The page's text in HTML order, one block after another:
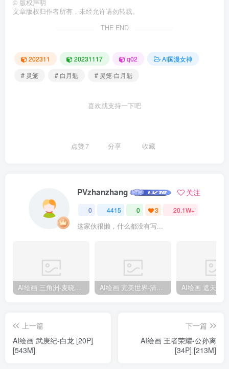
© 版权声明
文章版权归作者所有，未经允许请勿转载。
THE END
202311 20231117 q02
AI国漫女神
# 灵笼
# 白月魁 # 灵笼-白月魁
喜欢就支持一下吧
点赞7 分享 收藏
PVzhanzhang 关注
0 4415 0 3 20.1W+
这家伙很懒，什么都没有写...
AI绘画 三角洲-麦晓雯 [15P] [57M] AI绘画 完美世界-清漪 [86P] [1173M]
上一篇
AI绘画 武庚纪-白龙 [20P]
[543M]
下一篇
AI绘画 王者荣耀-公孙离
[34P] [213M]